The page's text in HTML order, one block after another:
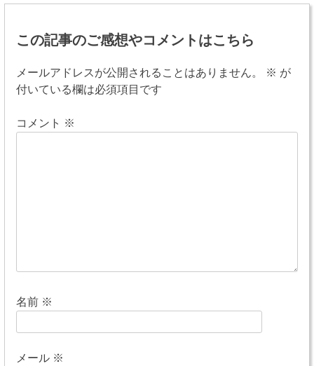
稿
ビ
ゲ
この記事のご感想やコメントはこちら
メールアドレスが公開されることはありません。 ※ が
付いている欄は必須項目です
コメント ※
名前 ※
メール ※